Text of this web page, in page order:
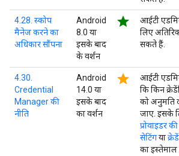
4.28. स्कोप
मैनेज करने का
अधिकार सौंपना
Android
8.0 या
इसके बाद
के वर्शन
star
आईटी
लिए
सकते हैं.
4.30.
Credential
Manager की
नीति
Android
14.0 या
इसके बाद
का वर्शन
star
आईटी
कि किन
को अनुमति
जाए. इसके
प्रोवाइडर
सेटिंगया
का